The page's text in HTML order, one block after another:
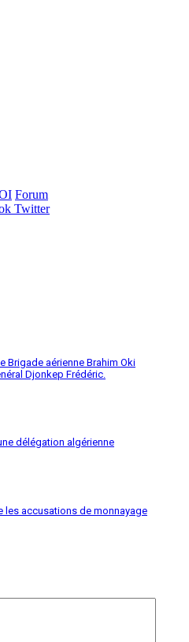
Forum
Twitter
Brigade aérienne Brahim Oki
Djonkep Frédéric.
délégation algérienne
les accusations de monnayage